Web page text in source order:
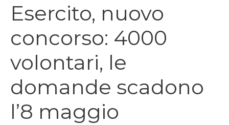
Esercito, nuovo
concorso: 4000
volontari, le
domande scadono
l’8 maggio